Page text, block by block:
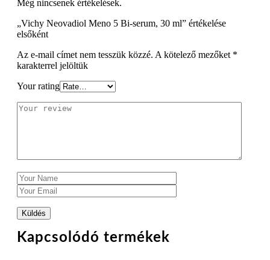
Még nincsenek értékelések.
„Vichy Neovadiol Meno 5 Bi-serum, 30 ml” értékelése
elsőként
Az e-mail címet nem tesszük közzé. A kötelező mezőket *
karakterrel jelöltük
Your rating
Kapcsolódó termékek